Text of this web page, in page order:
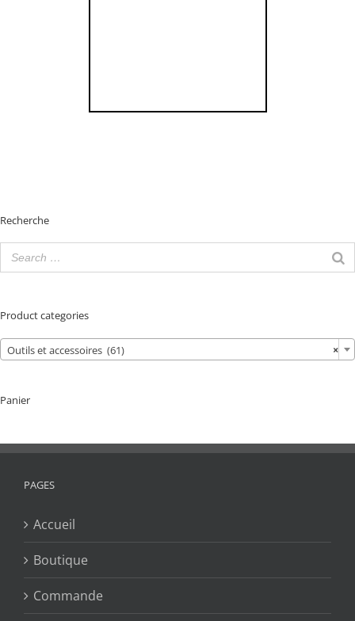
Recherche
Product categories
×
Outils et accessoires (61)
Panier
PAGES
Accueil
Boutique
Commande